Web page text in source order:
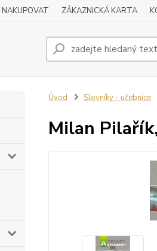
NAKUPOVAT ZÁKAZNICKÁ KARTA
Úvod Slovníky - učebnice
Milan